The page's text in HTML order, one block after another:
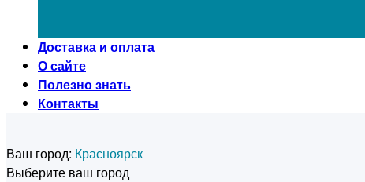
Доставка и оплата
О сайте
Полезно знать
Контакты
Ваш город: Красноярск
Выберите ваш город